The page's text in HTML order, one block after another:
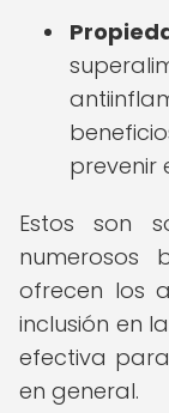
prevenir
Estos son
numerosos
ofrecen los
inclusión en
efectiva
en general.